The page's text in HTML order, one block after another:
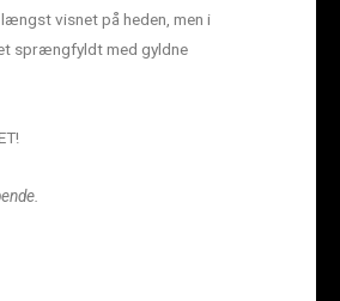
visnet på heden, men i
sprængfyldt med gyldne